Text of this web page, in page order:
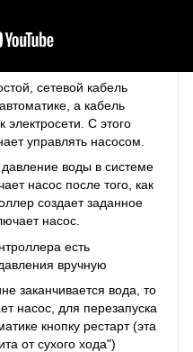
сетевой кабель
а кабель
электросети. С этого
управлять насосом.
воды в системе
насос после того, как
создает заданное
насос.
есть
вручную
заканчивается вода, то
насос, для перезапуска
кнопку рестарт (эта
от сухого хода")